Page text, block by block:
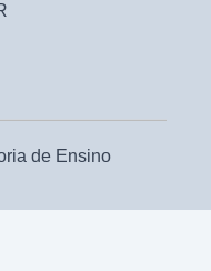
de Ensino